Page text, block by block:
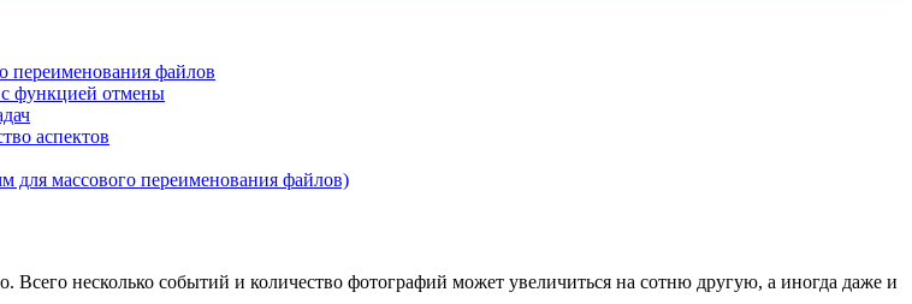
переименования файлов
функцией отмены
аспектов
для массового переименования файлов)
несколько событий и количество фотографий может увеличиться на сотню другую, а иногда даже и